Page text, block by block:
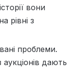
вони
рівні з
проблеми.
аукціонів дають